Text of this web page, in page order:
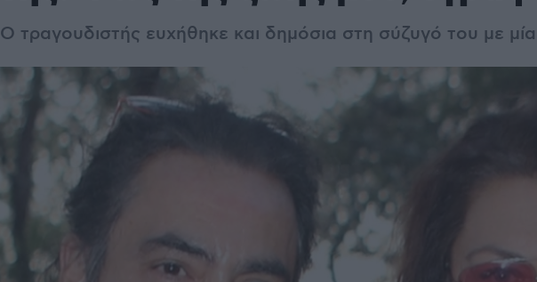
O τραγουδιστής ευχήθηκε και δημόσια στη σύζυγό του με